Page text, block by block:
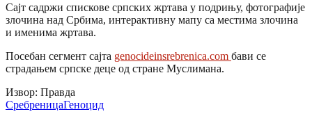
Саjт садржи спискове српских жртава у подрињу, фотографије
злочина над Србима, интерактивну мапу са местима злочина
и именима жртава.
Посебан сегмент сајта genocideinsrebrenica.com бави се
страдањем српске деце од стране Муслимана.
Извор: Правда
СребреницаГеноцид